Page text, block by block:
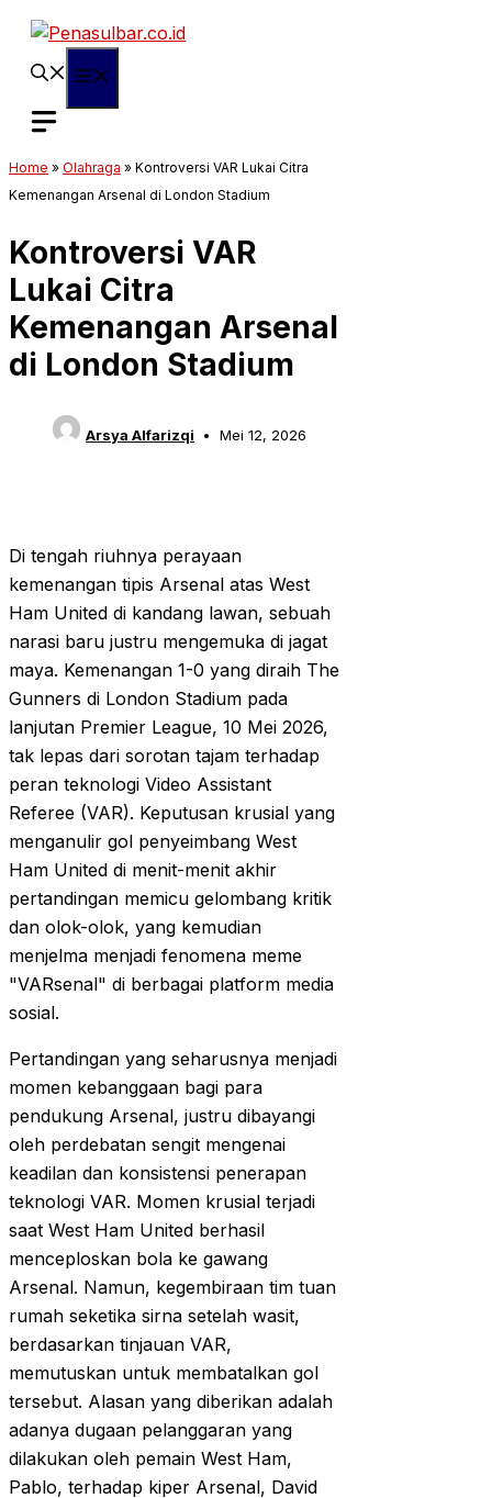
Langsung
Home » Olahraga » Kontroversi VAR Lukai Citra
Kemenangan Arsenal di London Stadium
Kontroversi VAR
Lukai Citra
Kemenangan Arsenal
di London Stadium
Arsya Alfarizqi Mei 12, 2026
Di tengah riuhnya perayaan
kemenangan tipis Arsenal atas West
Ham United di kandang lawan, sebuah
narasi baru justru mengemuka di jagat
maya. Kemenangan 1-0 yang diraih The
Gunners di London Stadium pada
lanjutan Premier League, 10 Mei 2026,
tak lepas dari sorotan tajam terhadap
peran teknologi Video Assistant
Referee (VAR). Keputusan krusial yang
menganulir gol penyeimbang West
Ham United di menit-menit akhir
pertandingan memicu gelombang kritik
dan olok-olok, yang kemudian
menjelma menjadi fenomena meme
"VARsenal" di berbagai platform media
sosial.
Pertandingan yang seharusnya menjadi
momen kebanggaan bagi para
pendukung Arsenal, justru dibayangi
oleh perdebatan sengit mengenai
keadilan dan konsistensi penerapan
teknologi VAR. Momen krusial terjadi
saat West Ham United berhasil
menceploskan bola ke gawang
Arsenal. Namun, kegembiraan tim tuan
rumah seketika sirna setelah wasit,
berdasarkan tinjauan VAR,
memutuskan untuk membatalkan gol
tersebut. Alasan yang diberikan adalah
adanya dugaan pelanggaran yang
dilakukan oleh pemain West Ham,
Pablo, terhadap kiper Arsenal, David